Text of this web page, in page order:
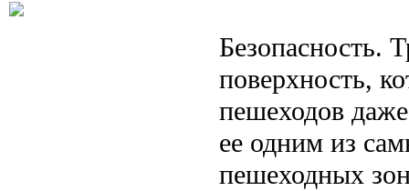
Безопасность.
поверхность,
пешеходов
ее одним из
пешеходных